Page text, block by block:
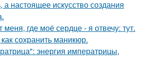
а настоящее искусство создания
меня, где моё сердце - я отвечу: тут.
сохранить маникюр.
энергия императрицы,